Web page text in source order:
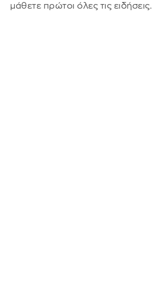
μάθετε πρώτοι όλες τις ειδήσεις.